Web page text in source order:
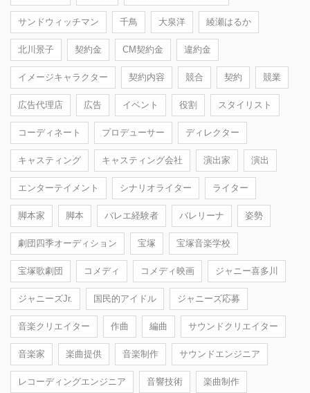
サンドウィッチマン 千鳥 大泉洋 綾瀬はるか
北川景子 契約金 CM契約金 違約金
イメージキャラクター 契約内容 競合 契約 競業
広告代理店 広告 イベント 役割 スタイリスト
コーディネート プロデューサー ディレクター
キャスティング キャスティング会社 演出家 演出
エンターテイメント シナリオライター ライター
脚本家 脚本 バレエ経験者 バレリーナ 姿勢
劇団四季オーディション 宝塚 宝塚音楽学校
宝塚歌劇団 コメディ コメディ映画 ジャニー喜多川
ジャニーズJr. 国民的アイドル ジャニーズ応募
音楽クリエイター 作曲 編曲 サウンドクリエイター
音楽家 楽曲提供 音楽制作 サウンドエンジニア
レコーディングエンジニア 音響技術 楽曲制作